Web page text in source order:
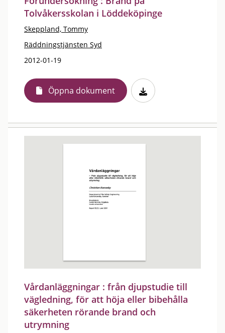
Tolvåkersskolan i Löddeköpinge
Skeppland, Tommy
Räddningstjänsten Syd
2012-01-19
Öppna dokument
Vårdanläggningar : från djupstudie till
vägledning, för att höja eller bibehålla
säkerheten rörande brand och
utrymning